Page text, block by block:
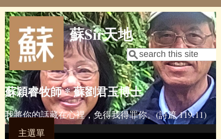
Skip to main content
蘇Sir天地
Search form
Search
蘇穎睿牧師 * 蘇劉君玉博士
我將你的話藏在心裡，免得我得罪你。(詩篇 119:11)
主選單